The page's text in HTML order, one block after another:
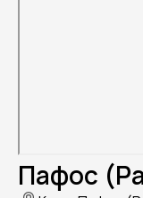
Пафос